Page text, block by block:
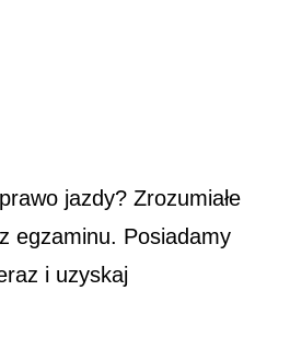
jazdy? Zrozumiałe
egzaminu. Posiadamy
i uzyskaj